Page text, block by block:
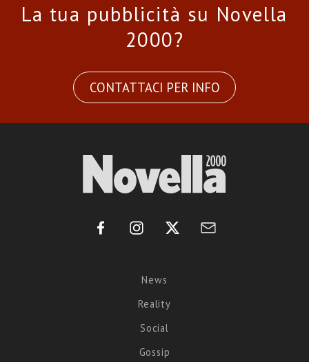
La tua pubblicità su Novella
2000?
CONTATTACI PER INFO
News
Reality
Social
Gossip